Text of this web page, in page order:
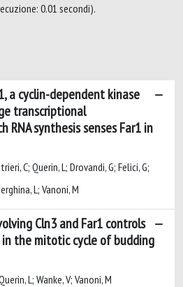
0.01 secondi).
a cyclin-dependent kinase
transcriptional
RNA synthesis senses Far1 in
C; Querin, L; Drovandi, G; Felici, G;
L; Vanoni, M
Cln3 and Far1 controls
the mitotic cycle of budding
L; Wanke, V; Vanoni, M